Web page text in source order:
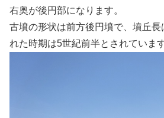
右奥が後円部になります。
古墳の形状は前方後円墳で、墳丘
れた時期は5世紀前半とされています